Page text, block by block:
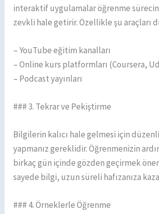
interaktif uygulamalar öğrenme
zevkli hale getirir. Özellikle şu araçları
– YouTube eğitim kanalları
– Online kurs platformları (Coursera,
– Podcast yayınları
### 3. Tekrar ve Pekiştirme
Bilgilerin kalıcı hale gelmesi için
yapmanız gereklidir. Öğrenmenizin
birkaç gün içinde gözden geçirmek
sayede bilgi, uzun süreli hafızanıza
### 4. Örneklerle Öğrenme